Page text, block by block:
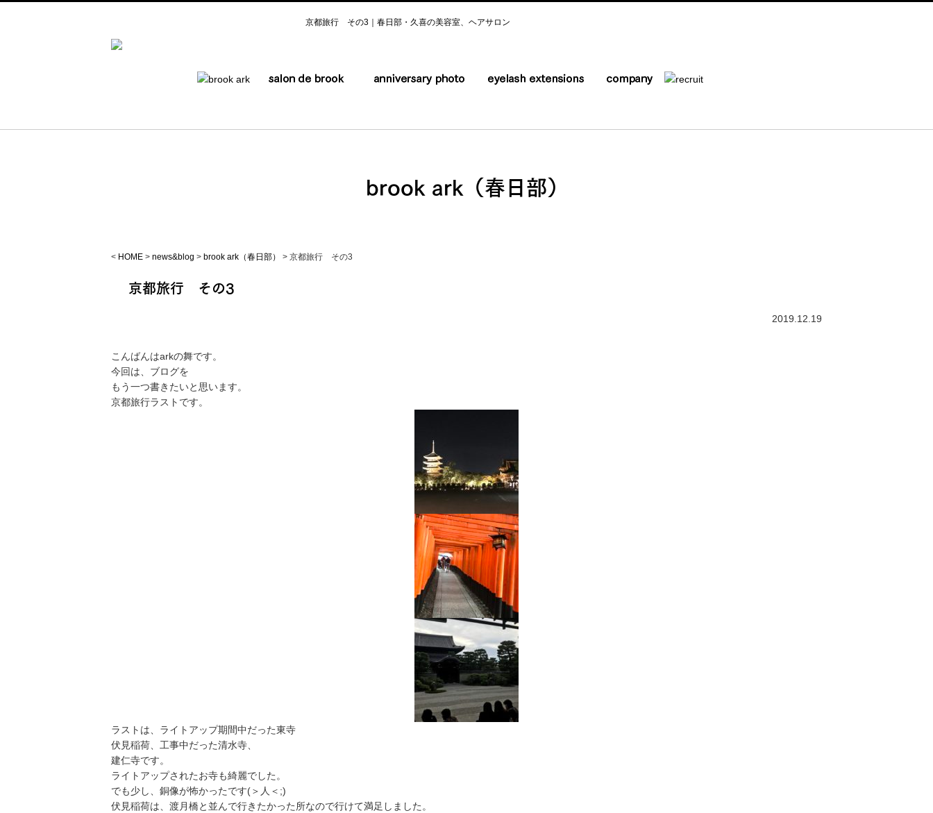
京都旅行 その3｜春日部・久喜の美容室、ヘアサロン
brook ark（春日部）
< HOME > news&blog > brook ark（春日部） > 京都旅行 その3
京都旅行 その3
2019.12.19
こんばんはarkの舞です。
今回は、ブログを
もう一つ書きたいと思います。
京都旅行ラストです。
ラストは、ライトアップ期間中だった東寺
伏見稲荷、工事中だった清水寺、
建仁寺です。
ライトアップされたお寺も綺麗でした。
でも少し、銅像が怖かったです(＞人＜;)
伏見稲荷は、渡月橋と並んで行きたかった所なので行けて満足しました。